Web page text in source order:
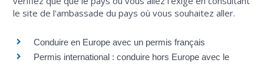
le site de l'ambassade du pays où vous souhaitez aller.
Conduire en Europe avec un permis français
Permis international : conduire hors Europe avec le